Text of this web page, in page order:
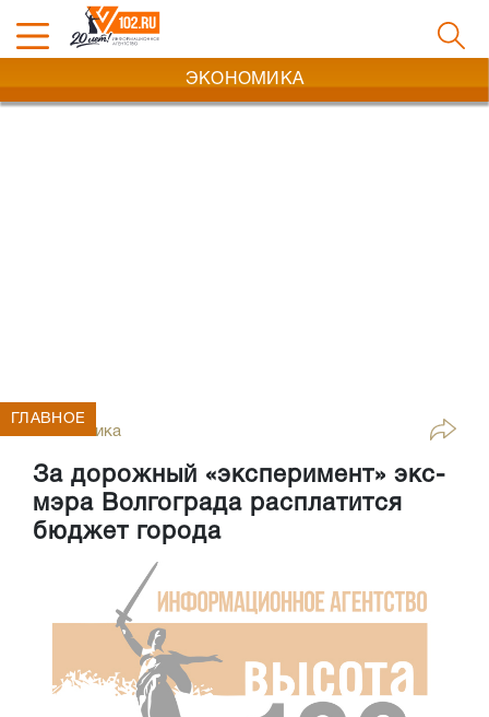
ЭКОНОМИКА
Экономика
За дорожный «эксперимент» экс-
мэра Волгограда расплатится
бюджет города
ГЛАВНОЕ